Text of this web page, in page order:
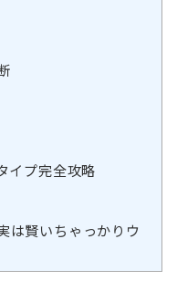
イプ完全攻略
は賢いちゃっかりウ